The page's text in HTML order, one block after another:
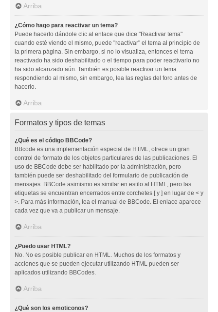
Arriba
¿Cómo hago para reactivar un tema?
Puede hacerlo dándole clic al enlace que dice "Reactivar tema"
cuando esté viendo el mismo, puede "reactivar" el tema al principio de
la primera página. Sin embargo, si no lo visualiza, entonces el tema
reactivado ha sido deshabilitado o el tiempo para poder reactivarlo no
ha sido alcanzado aún. También es posible reactivar un tema
respondiendo al mismo, sin embargo, lea las reglas del foro antes de
hacerlo.
Arriba
Formatos y tipos de temas
¿Qué es el código BBCode?
BBcode es una implementación especial de HTML, ofrece un gran
control de formato de los objetos particulares de las publicaciones. El
uso de BBCode debe ser habilitado por la administración, pero
también puede ser deshabilitado del formulario de publicación de
mensajes. BBCode asimismo es similar en estilo al HTML, pero las
etiquetas se encuentran encerrados entre corchetes [ y ] en lugar de < y
>. Para más información, lea el manual de BBCode. El enlace aparece
cada vez que va a publicar un mensaje.
Arriba
¿Puedo usar HTML?
No. No es posible publicar en HTML. Muchos de los formatos y
acciones que se pueden ejecutar utilizando HTML pueden ser
aplicados utilizando BBCodes.
Arriba
¿Qué son los emoticonos?